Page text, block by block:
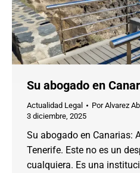
Su abogado en
Actualidad Legal PorAlvarez
3 diciembre, 2025
Su abogado en Canarias:
Tenerife. Este no es un
cualquiera. Es una